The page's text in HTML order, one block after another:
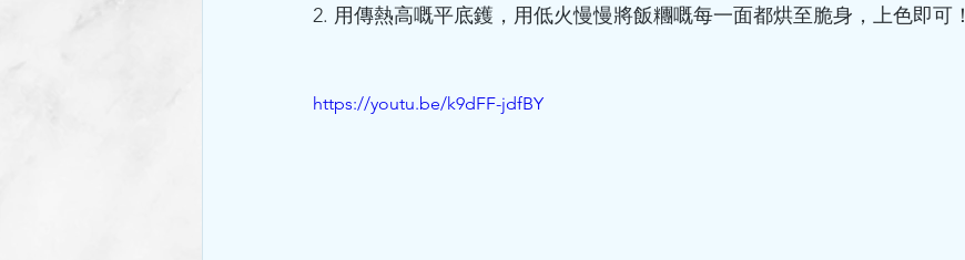
2. 用傳熱高嘅平底鑊，用低火慢慢將飯糰嘅每一面都烘至脆身，上色即可！
https://youtu.be/k9dFF-jdfBY